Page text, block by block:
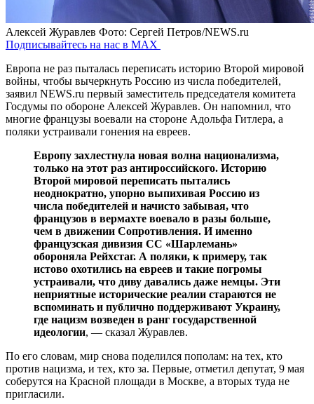
Алексей Журавлев Фото: Сергей Петров/NEWS.ru
Подписывайтесь на нас в MAX
Европа не раз пыталась переписать историю Второй мировой
войны, чтобы вычеркнуть Россию из числа победителей,
заявил NEWS.ru первый заместитель председателя комитета
Госдумы по обороне Алексей Журавлев. Он напомнил, что
многие французы воевали на стороне Адольфа Гитлера, а
поляки устраивали гонения на евреев.
Европу захлестнула новая волна национализма,
только на этот раз антироссийского. Историю
Второй мировой переписать пытались
неоднократно, упорно выпихивая Россию из
числа победителей и начисто забывая, что
французов в вермахте воевало в разы больше,
чем в движении Сопротивления. И именно
французская дивизия СС «Шарлемань»
обороняла Рейхстаг. А поляки, к примеру, так
истово охотились на евреев и такие погромы
устраивали, что диву давались даже немцы. Эти
неприятные исторические реалии стараются не
вспоминать и публично поддерживают Украину,
где нацизм возведен в ранг государственной
идеологии, — сказал Журавлев.
По его словам, мир снова поделился пополам: на тех, кто
против нацизма, и тех, кто за. Первые, отметил депутат, 9 мая
соберутся на Красной площади в Москве, а вторых туда не
пригласили.